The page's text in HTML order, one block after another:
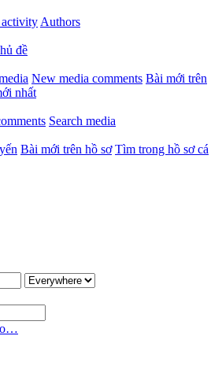
activity Authors
đề
New media comments Bài mới trên
nhất
Search media
Bài mới trên hồ sơ Tìm trong hồ sơ cá